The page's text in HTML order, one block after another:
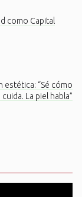
como Capital
estética: “Sé cómo
La piel habla”